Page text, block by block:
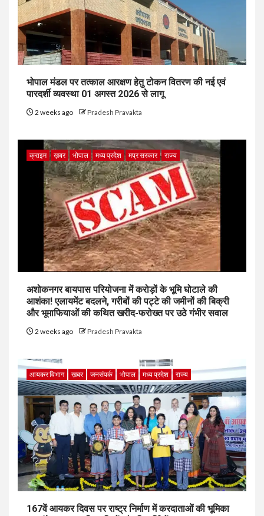
भोपाल मंडल पर तत्काल आरक्षण हेतु टोकन वितरण की नई एवं
पारदर्शी व्यवस्था 01 अगस्त 2026 से लागू
2 weeks ago Pradesh Pravakta
क्राइम ख़बर भोपाल मध्य प्रदेश मप्र सरकार राज्य
अशोकनगर बायपास परियोजना में करोड़ों के भूमि घोटाले की
आशंका! एलायमेंट बदलने, गरीबों की पट्टे की जमीनों की बिक्री
और भूमाफियाओं की कथित खरीद-फरोख्त पर उठे गंभीर सवाल
2 weeks ago Pradesh Pravakta
आयकर विभाग ख़बर जनसंपर्क भोपाल मध्य प्रदेश राज्य
167वें आयकर दिवस पर राष्ट्र निर्माण में करदाताओं की भूमिका